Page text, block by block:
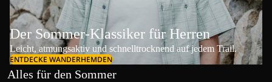
Der Sommer-Klassiker für Herren
Leicht, atmungsaktiv und schnelltrocknend auf jedem Trail.
ENTDECKE WANDERHEMDEN
Alles für den Sommer